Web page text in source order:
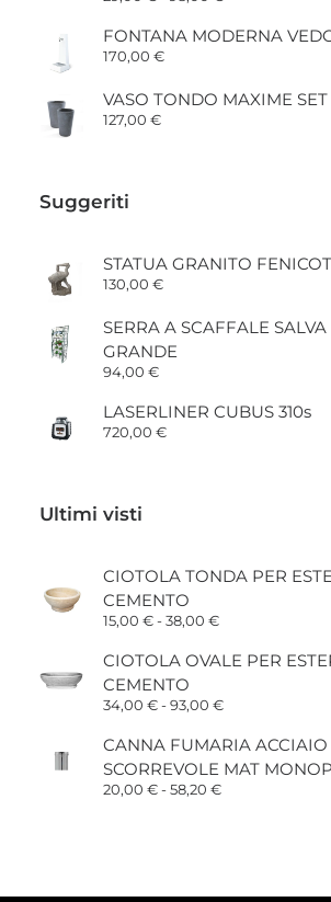
prezzo:
da
98,00 €
FONTANA MODERNA
170,00 €
VASO TONDO MAXIME SET
127,00 €
Suggeriti
STATUA GRANITO
130,00 €
SERRA A SCAFFALE
GRANDE
94,00 €
LASERLINER CUBUS 310s
720,00 €
Ultimi visti
CIOTOLA TONDA PER
CEMENTO
15,00 €-38,00 €Fascia
prezzo:
da
a
CIOTOLA OVALE PER
CEMENTO
34,00 €-93,00 €Fascia
prezzo:
da
34,00 €
CANNA FUMARIA
SCORREVOLE MAT
20,00 €-58,20 €Fascia